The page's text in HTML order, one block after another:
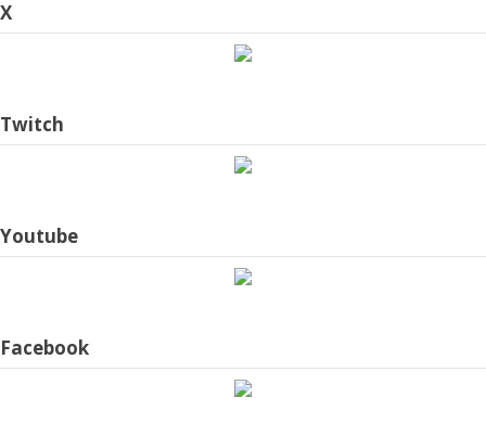
X
Twitch
Youtube
Facebook